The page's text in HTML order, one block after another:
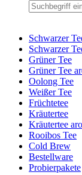
Schwarzer
Schwarzer
Grüner Tee
Grüner Tee
Oolong Tee
Weißer Tee
Früchtetee
Kräutertee
Kräutertee
Rooibos Tee
Cold Brew
Bestellware
Probierpakete